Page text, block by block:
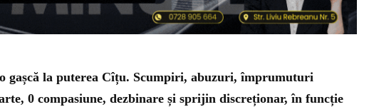
gașcă la puterea Cîțu. Scumpiri, abuzuri, împrumuturi
0 compasiune, dezbinare și sprijin discreționar, în funcție